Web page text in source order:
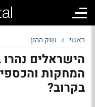
ראשי שוק ההון
המחקות
בקרוב?